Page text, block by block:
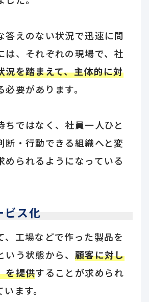
答えのない状況で迅速に問
は、それぞれの現場で、社
況を踏まえて、主体的に対
必要があります。
ちではなく、社員一人ひと
断・行動できる組織へと変
められるようになっている
ビス化
、工場などで作った製品を
う状態から、 顧客に対し
を提供することが求められ
ます。